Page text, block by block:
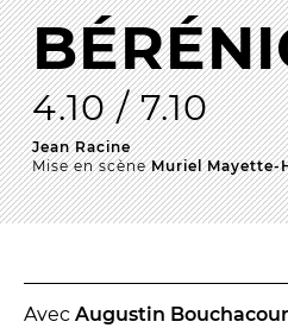
Les Partenaires
LA SAISON
TOUTE LA SAISON
Les Spectacles
Les Tournées
4.10 / 7.10
Jean Racine
Mise en scèneMuriel Mayette-
Avec Augustin